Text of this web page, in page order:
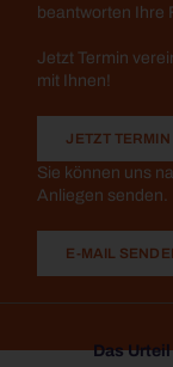
beantworten Ihre
Jetzt Termin
mit Ihnen!
JETZT
Sie können uns
Anliegen senden.
E-MAIL
Das